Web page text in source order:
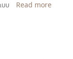
บบ
Read more